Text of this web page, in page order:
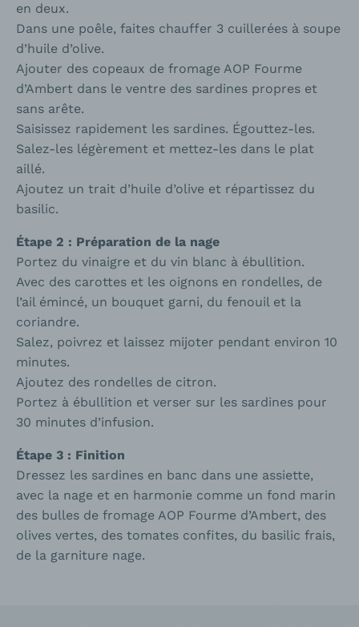
en deux.
Dans une poêle, faites chauffer 3 cuillerées à soupe
d’huile d’olive.
Ajouter des copeaux de fromage AOP Fourme
d’Ambert dans le ventre des sardines propres et
sans arête.
Saisissez rapidement les sardines. Égouttez-les.
Salez-les légèrement et mettez-les dans le plat
aillé.
Ajoutez un trait d’huile d’olive et répartissez du
basilic.
Étape 2 : Préparation de la nage
Portez du vinaigre et du vin blanc à ébullition.
Avec des carottes et les oignons en rondelles, de
l’ail émincé, un bouquet garni, du fenouil et la
coriandre.
Salez, poivrez et laissez mijoter pendant environ 10
minutes.
Ajoutez des rondelles de citron.
Portez à ébullition et verser sur les sardines pour
30 minutes d’infusion.
Étape 3 : Finition
Dressez les sardines en banc dans une assiette,
avec la nage et en harmonie comme un fond marin
des bulles de fromage AOP Fourme d’Ambert, des
olives vertes, des tomates confites, du basilic frais,
de la garniture nage.